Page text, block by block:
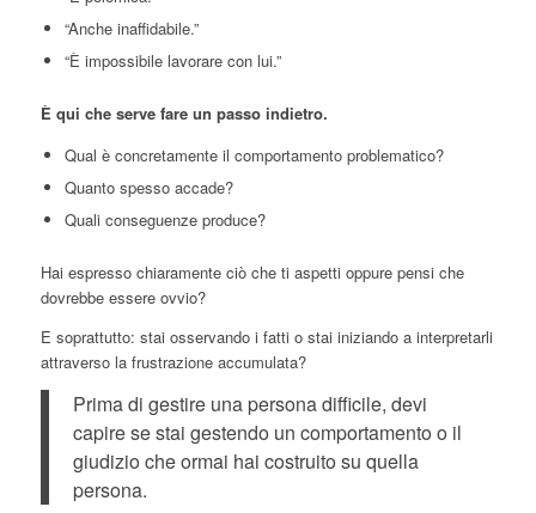
“Anche inaffidabile.”
“È impossibile lavorare con lui.”
È qui che serve fare un passo indietro.
Qual è concretamente il comportamento problematico?
Quanto spesso accade?
Quali conseguenze produce?
Hai espresso chiaramente ciò che ti aspetti oppure pensi che
dovrebbe essere ovvio?
E soprattutto: stai osservando i fatti o stai iniziando a interpretarli
attraverso la frustrazione accumulata?
Prima di gestire una persona difficile, devi
capire se stai gestendo un comportamento o il
giudizio che ormai hai costruito su quella
persona.